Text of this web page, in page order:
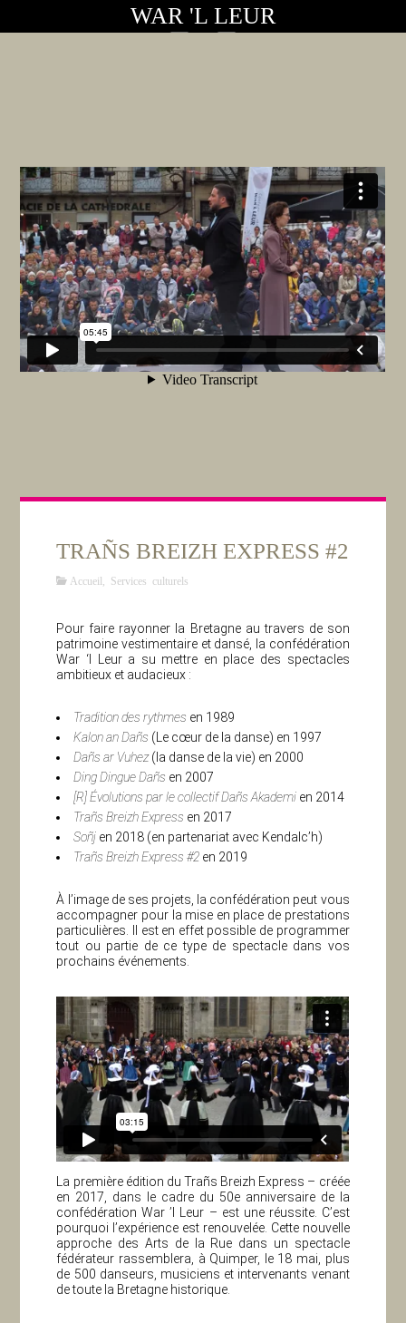
WAR 'L LEUR
TRAÑS BREIZH EXPRESS #2
Accueil Services culturels
Pour faire rayonner la Bretagne au travers de son
patrimoine vestimentaire et dansé, la confédération
War ‘l Leur a su mettre en place des spectacles
ambitieux et audacieux :
Tradition des rythmes en 1989
Kalon an Dañs (Le cœur de la danse) en 1997
Dañs ar Vuhez(la danse de la vie) en 2000
Ding Dingue Dañs en 2007
[R] Évolutions par le collectif Dañs Akademi en 2014
Trañs Breizh Express en 2017
Soñj en 2018 (en partenariat avec Kendalc’h)
Trañs Breizh Express #2 en 2019
À l’image de ses projets, la confédération peut vous
accompagner pour la mise en place de prestations
particulières. Il est en effet possible de programmer
tout ou partie de ce type de spectacle dans vos
prochains événements.
La première édition du Trañs Breizh Express – créée
en 2017, dans le cadre du 50e anniversaire de la
confédération War ’l Leur – est une réussite. C’est
pourquoi l’expérience est renouvelée. Cette nouvelle
approche des Arts de la Rue dans un spectacle
fédérateur rassemblera, à Quimper, le 18 mai, plus
de 500 danseurs, musiciens et intervenants venant
de toute la Bretagne historique.